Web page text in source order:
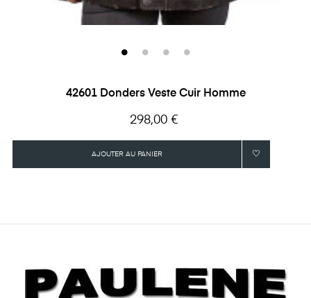
42601 Donders Veste Cuir Homme
Prix
298,00 €
AJOUTER AU PANIER